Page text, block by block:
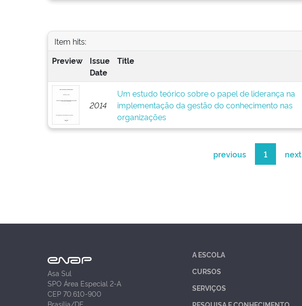
Item hits:
Preview
Issue
Date
Title
2014
Um estudo teórico sobre o papel de liderança na
implementação da gestão do conhecimento nas
organizações
previous 1 next
Asa Sul
SPO Área Especial 2-A
CEP 70.610-900
Brasília/DF
A ESCOLA
CURSOS
SERVIÇOS